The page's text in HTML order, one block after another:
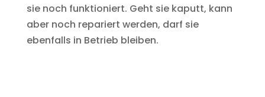
sie noch funktioniert. Geht sie kaputt, kann
aber noch repariert werden, darf sie
ebenfalls in Betrieb bleiben.